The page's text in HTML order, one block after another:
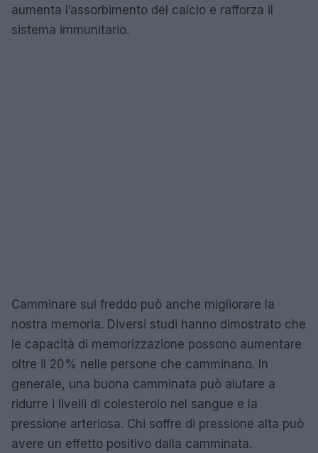
aumenta l’assorbimento del calcio e rafforza il
sistema immunitario.
Camminare sul freddo può anche migliorare la
nostra memoria. Diversi studi hanno dimostrato che
le capacità di memorizzazione possono aumentare
oltre il 20% nelle persone che camminano. In
generale, una buona camminata può aiutare a
ridurre i livelli di colesterolo nel sangue e la
pressione arteriosa. Chi soffre di pressione alta può
avere un effetto positivo dalla camminata.